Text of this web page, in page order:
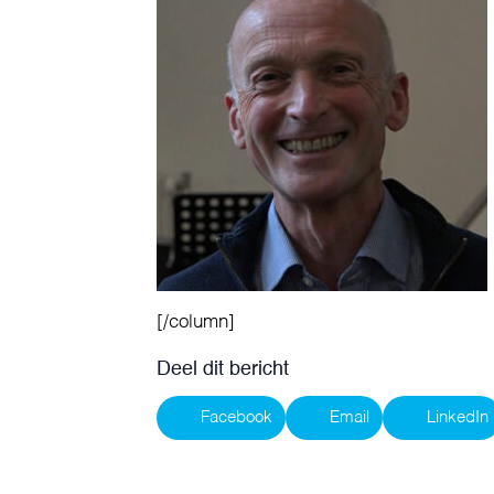
[/column]
Deel dit bericht
Facebook Email LinkedIn